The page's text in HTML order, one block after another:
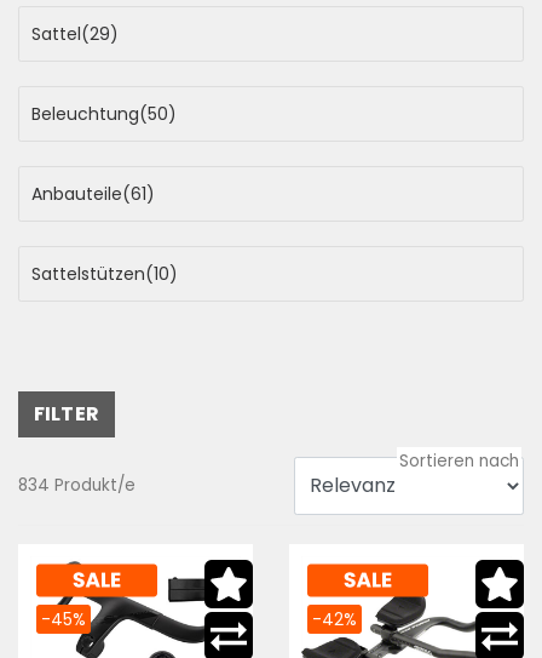
Sattel(29)
Beleuchtung(50)
Anbauteile(61)
Sattelstützen(10)
FILTER
834 Produkt/e
-45% -42%